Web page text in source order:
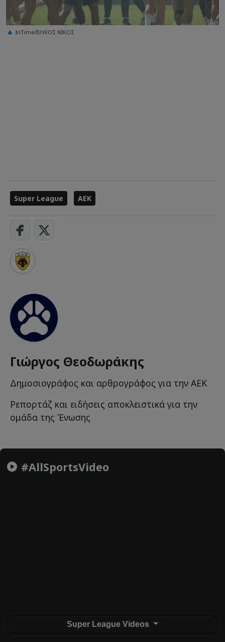
InTime/ΒΗΧΟΣ ΝΙΚΟΣ
Super League ΑΕΚ
Γιώργος Θεοδωράκης
Δημοσιογράφος και αρθρογράφος για την ΑΕΚ
Ρεπορτάζ και ειδήσεις αποκλειστικά για την
ομάδα της Ένωσης
#AllSportsVideo
Super League Videos